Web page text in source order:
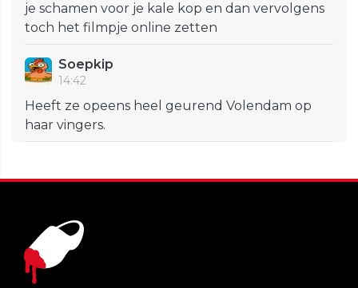
je schamen voor je kale kop en dan vervolgens
toch het filmpje online zetten
Soepkip
14:42
Heeft ze opeens heel geurend Volendam op
haar vingers.